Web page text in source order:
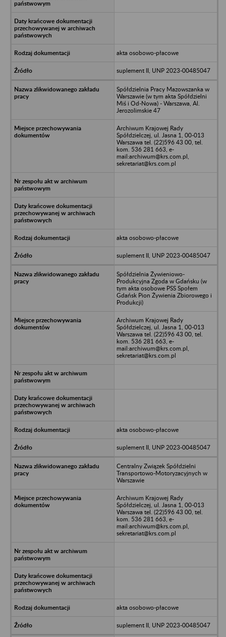
akta osobowo-płacowe
suplement II, UNP 2023-00485047
Spółdzielnia Pracy Mazowszanka w
Warszawie (w tym akta Spółdzielni
Miś i Od-Nowa) - Warszawa, Al.
Jerozolimskie 47
Archiwum Krajowej Rady
Spółdzielczej, ul. Jasna 1, 00-013
Warszawa tel. (22)596 43 00, tel.
kom. 536 281 663, e-
mail:archiwum@krs.com.pl,
sekretariat@krs.com.pl
akta osobowo-płacowe
suplement II, UNP 2023-00485047
Spółdzielnia Żywieniowo-
Produkcyjna Zgoda w Gdańsku (w
tym akta osobowe PSS Społem
Gdańsk Pion Żywienia Zbiorowego i
Produkcji)
Archiwum Krajowej Rady
Spółdzielczej, ul. Jasna 1, 00-013
Warszawa tel. (22)596 43 00, tel.
kom. 536 281 663, e-
mail:archiwum@krs.com.pl,
sekretariat@krs.com.pl
akta osobowo-płacowe
suplement II, UNP 2023-00485047
Centralny Związek Spółdzielni
Transportowo-Motoryzacyjnych w
Warszawie
Archiwum Krajowej Rady
Spółdzielczej, ul. Jasna 1, 00-013
Warszawa tel. (22)596 43 00, tel.
kom. 536 281 663, e-
mail:archiwum@krs.com.pl,
sekretariat@krs.com.pl
akta osobowo-płacowe
suplement II, UNP 2023-00485047